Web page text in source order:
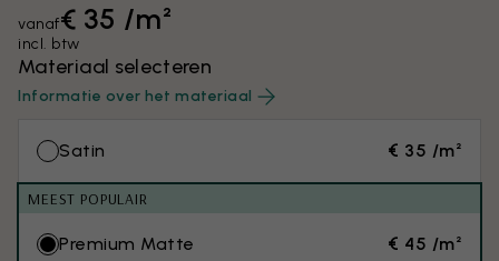
vanaf€ 35 /m²
incl. btw
Materiaal selecteren
Informatie over het materiaal
Satin € 35 /m²
MEEST POPULAIR
Premium Matte € 45 /m²